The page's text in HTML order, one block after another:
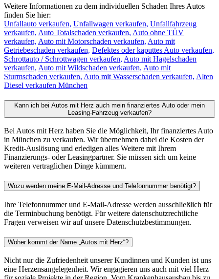
Weitere Informationen zu dem individuellen Schaden Ihres Autos
finden Sie hier:
Unfallauto verkaufen, Unfallwagen verkaufen, Unfallfahrzeug
verkaufen, Auto Totalschaden verkaufen, Auto ohne TÜV
verkaufen, Auto mit Motorschaden verkaufen, Auto mit
Getriebeschaden verkaufen, Defektes oder kaputtes Auto verkaufen,
Schrottauto / Schrottwagen verkaufen, Auto mit Hagelschaden
verkaufen, Auto mit Wildschaden verkaufen, Auto mit
Sturmschaden verkaufen, Auto mit Wasserschaden verkaufen, Alten
Diesel verkaufen München
Kann ich bei Autos mit Herz auch mein finanziertes Auto oder mein
Leasing-Fahrzeug verkaufen?
Bei Autos mit Herz haben Sie die Möglichkeit, Ihr finanziertes Auto
in München zu verkaufen. Wir übernehmen dabei die Kosten der
Kredit-Auslösung und erledigen alles Weitere mit Ihrem
Finanzierungs- oder Leasingpartner. Sie müssen sich um keine
weiteren vertraglichen Dinge kümmern.
Wozu werden meine E-Mail-Adresse und Telefonnummer benötigt?
Ihre Telefonnummer und E-Mail-Adresse werden ausschließlich für
die Terminbuchung benötigt. Für weitere datenschutzrechtliche
Fragen verweisen wir auf unsere Datenschutzbestimmungen.
Woher kommt der Name „Autos mit Herz“?
Nicht nur die Zufriedenheit unserer Kundinnen und Kunden ist uns
eine Herzensangelegenheit. Wir engagieren uns auch mit viel Herz